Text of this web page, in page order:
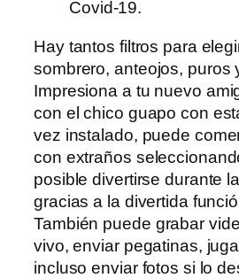
Covid-19.
Hay tantos filtros para
sombrero, anteojos, puros
Impresiona a tu nuevo
con el chico guapo con
vez instalado, puede
con extraños
posible divertirse durante
gracias a la divertida
También puede grabar
vivo, enviar pegatinas,
incluso enviar fotos si lo